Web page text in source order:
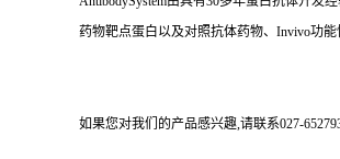
药物靶点蛋白以及对照抗体药物、Invivo功
如果您对我们的产品感兴趣,请联系027-